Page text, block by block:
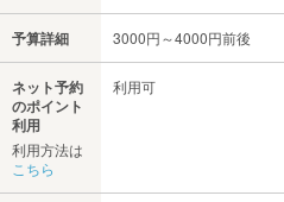
予算詳細 3000円～4000円前後
ネット予約
のポイント
利用
利用方法は
こちら
利用可